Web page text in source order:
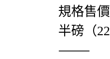
規格售價
半磅（
⸻